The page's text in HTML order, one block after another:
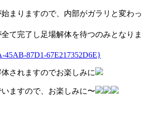
まりますので、内部がガラリと変わっ
て完了し足場解体を待つのみとなりま
されますのでお楽しみに
ますので、お楽しみに〜